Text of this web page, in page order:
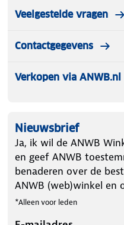
Veelgestelde vragen
Contactgegevens
Verkopen via ANWB.nl
Nieuwsbrief
Ja, ik wil de ANWB
en geef ANWB
benaderen over de
ANWB (web)winkel en
*Alleen voor leden